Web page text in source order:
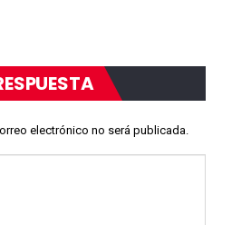
electrónico no será publicada.